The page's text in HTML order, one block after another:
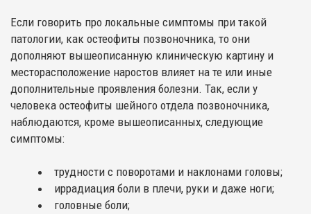
Если говорить про локальные симптомы при такой
патологии, как остеофиты позвоночника, то они
дополняют вышеописанную клиническую картину и
месторасположение наростов влияет на те или иные
дополнительные проявления болезни. Так, если у
человека остеофиты шейного отдела позвоночника,
наблюдаются, кроме вышеописанных, следующие
симптомы:
трудности с поворотами и наклонами головы;
иррадиация боли в плечи, руки и даже ноги;
головные боли;